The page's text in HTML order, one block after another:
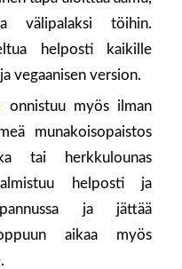
välipalaksi töihin.
helposti kaikille
vegaanisen version.
onnistuu myös ilman
munakoisopaistos
tai herkkulounas
helposti ja
ja jättää
aikaa myös